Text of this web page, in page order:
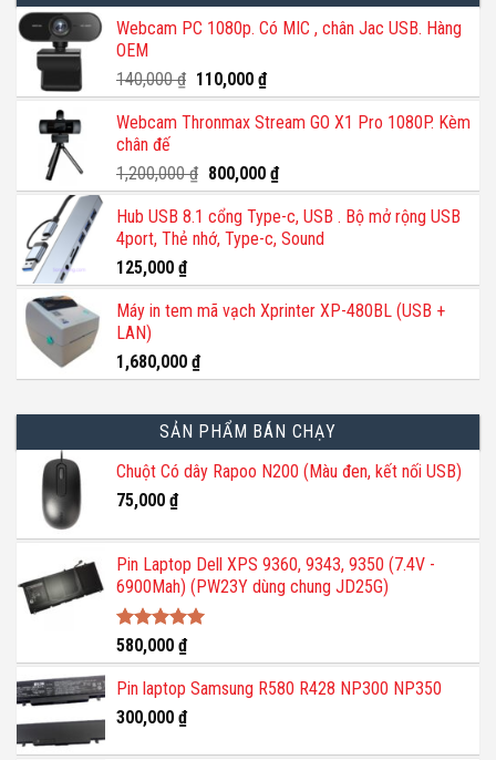
Webcam PC 1080p. Có MIC , chân Jac USB. Hàng
OEM
140,000₫ Giá
gốc
là:
110,000 ₫Giá
hiện
tại
110,000 ₫.
Webcam Thronmax Stream GO X1 Pro 1080P. Kèm
chân đế
1,200,000₫ Giá
gốc
là:
1,200,000 ₫.
800,000 ₫Giá
hiện
tại
là:
Hub USB 8.1 cổng Type-c, USB . Bộ mở rộng USB
4port, Thẻ nhớ, Type-c, Sound
125,000 ₫
Máy in tem mã vạch Xprinter XP-480BL (USB +
LAN)
1,680,000 ₫
SẢN PHẨM BÁN CHẠY
Chuột Có dây Rapoo N200 (Màu đen, kết nối USB)
75,000 ₫
Pin Laptop Dell XPS 9360, 9343, 9350 (7.4V -
6900Mah) (PW23Y dùng chung JD25G)
Được xếp
hạng5.00
5 sao
580,000 ₫
Pin laptop Samsung R580 R428 NP300 NP350
300,000 ₫